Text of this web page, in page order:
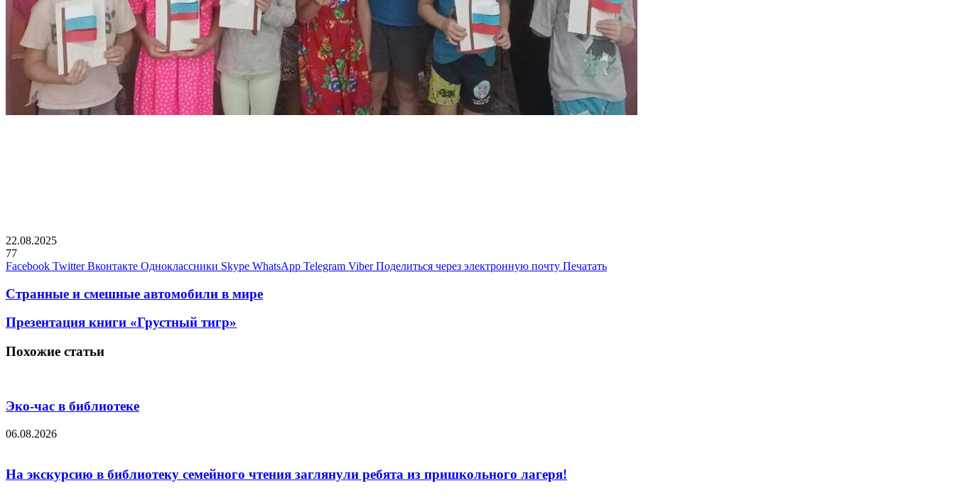
22.08.2025
77
Facebook Twitter Вконтакте Одноклассники Skype WhatsApp Telegram Viber Поделиться через электронную почту Печатать
Странные и смешные автомобили в мире
Презентация книги «Грустный тигр»
Похожие статьи
Эко-час в библиотеке
06.08.2026
На экскурсию в библиотеку семейного чтения заглянули ребята из пришкольного лагеря!